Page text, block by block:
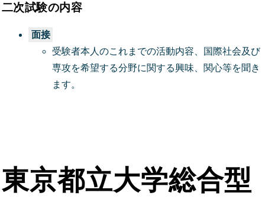
二次試験の内容
面接
受験者本人のこれまでの活動内容、国際社会及び
専攻を希望する分野に関する興味、関心等を聞き
ます。
東京都立大学総合型